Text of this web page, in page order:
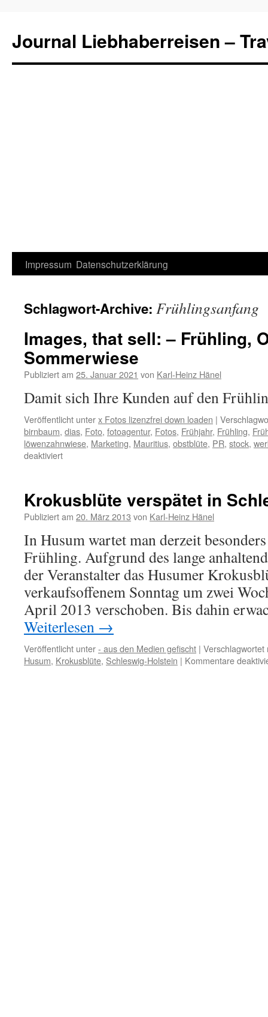
Journal Liebhaberreisen –
Zum
springen
Impressum Datenschutzerklärung
Schlagwort-Archive: Frühlingsanfang
Images, that sell: – Frühling,
Sommerwiese
Publiziert am 25. Januar 2021 von Karl-Heinz Hänel
Damit sich Ihre Kunden auf den
Veröffentlicht unterx Fotos lizenzfrei down loaden |
birnbaum, dias, Foto, fotoagentur, Fotos, Frühjahr, Frühling,
löwenzahnwiese, Marketing, Mauritius, obstblüte, PR, stock,
deaktiviertfür
–
Frühling,
Sommerwiese
Krokusblüte verspätet in
Publiziert am 20. März 2013 von Karl-Heinz Hänel
In Husum wartet man derzeit
Frühling. Aufgrund des lange
der Veranstalter das Husumer
verkaufsoffenem Sonntag um zwei
April 2013 verschoben. Bis dahin
Weiterlesen →
Veröffentlicht unter- aus den Medien gefischt | Verschlagwortet
Husum, Krokusblüte, Schleswig-Holstein | Kommentare